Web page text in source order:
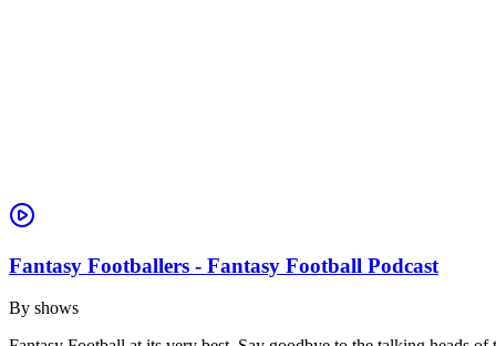
Fantasy Footballers - Fantasy Football Podcast
By shows